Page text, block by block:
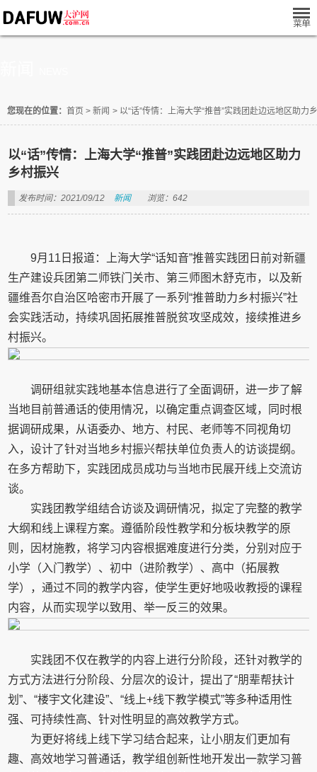
您现在的位置： 首页 > 新闻 > 以“话”传情：上海大学“推普”实践团赴边远地区助力
以“话”传情：上海大学“推普”实践团赴边远地区助力
乡村振兴
发布时间：2021/09/12 新闻 浏览：642
9月11日报道：上海大学“话知音”推普实践团日前对新疆
生产建设兵团第二师铁门关市、第三师图木舒克市，以及新
疆维吾尔自治区哈密市开展了一系列“推普助力乡村振兴”社
会实践活动，持续巩固拓展推普脱贫攻坚成效，接续推进乡
村振兴。
调研组就实践地基本信息进行了全面调研，进一步了解
当地目前普通话的使用情况，以确定重点调查区域，同时根
据调研成果，从语委办、地方、村民、老师等不同视角切
入，设计了针对当地乡村振兴帮扶单位负责人的访谈提纲。
在多方帮助下，实践团成员成功与当地市民展开线上交流访
谈。
实践团教学组结合访谈及调研情况，拟定了完整的教学
大纲和线上课程方案。遵循阶段性教学和分板块教学的原
则，因材施教，将学习内容根据难度进行分类，分别对应于
小学（入门教学）、初中（进阶教学）、高中（拓展教
学），通过不同的教学内容，使学生更好地吸收教授的课程
内容，从而实现学以致用、举一反三的效果。
实践团不仅在教学的内容上进行分阶段，还针对教学的
方式方法进行分阶段、分层次的设计，提出了“朋辈帮扶计
划”、“楼宇文化建设”、“线上+线下教学模式”等多种适用性
强、可持续性高、针对性明显的高效教学方式。
为更好将线上线下学习结合起来，让小朋友们更加有
趣、高效地学习普通话，教学组创新性地开发出一款学习普